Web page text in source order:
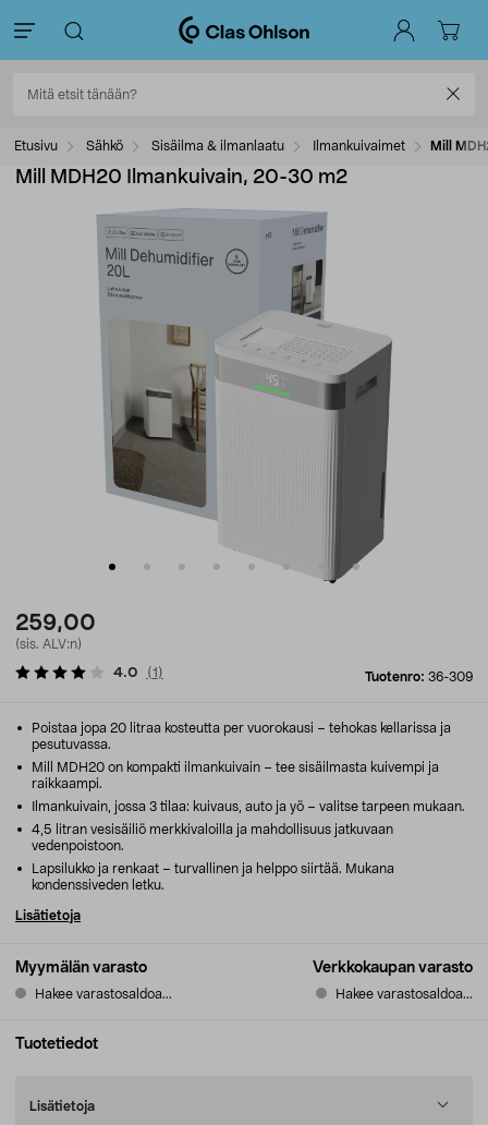
Etusivu Sähkö Sisäilma & ilmanlaatu Ilmankuivaimet Mill
Mill MDH20 Ilmankuivain, 20-30 m2
259,00
(sis. ALV:n)
Tuotenro: 36-309
4.0 (1 )
Myymälän varasto
Hakee varastosaldoa...
Verkkokaupan varasto
Hakee varastosaldoa...
Poistaa jopa 20 litraa kosteutta per vuorokausi – tehokas kellarissa ja
pesutuvassa.
Mill MDH20 on kompakti ilmankuivain – tee sisäilmasta kuivempi ja
raikkaampi.
Ilmankuivain, jossa 3 tilaa: kuivaus, auto ja yö – valitse tarpeen mukaan.
4,5 litran vesisäiliö merkkivaloilla ja mahdollisuus jatkuvaan
vedenpoistoon.
Lapsilukko ja renkaat – turvallinen ja helppo siirtää. Mukana
kondenssiveden letku.
Lisätietoja
Tuotetiedot
Lisätietoja